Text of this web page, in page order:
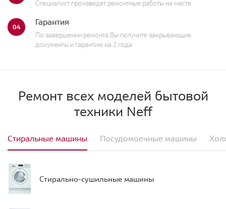
Специалист произведет ремонтные работы на месте
04 Гарантия
По завершении ремонта Вы получите закрывающие
документы и гарантию на 2 года
Ремонт всех моделей бытовой
техники Neff
Стиральные машины Посудомоечные машины
Стирально-сушильные машины